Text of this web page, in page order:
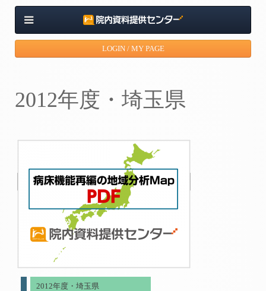
LOGIN / MY PAGE
2012年度・埼玉県
2012年度・埼玉県